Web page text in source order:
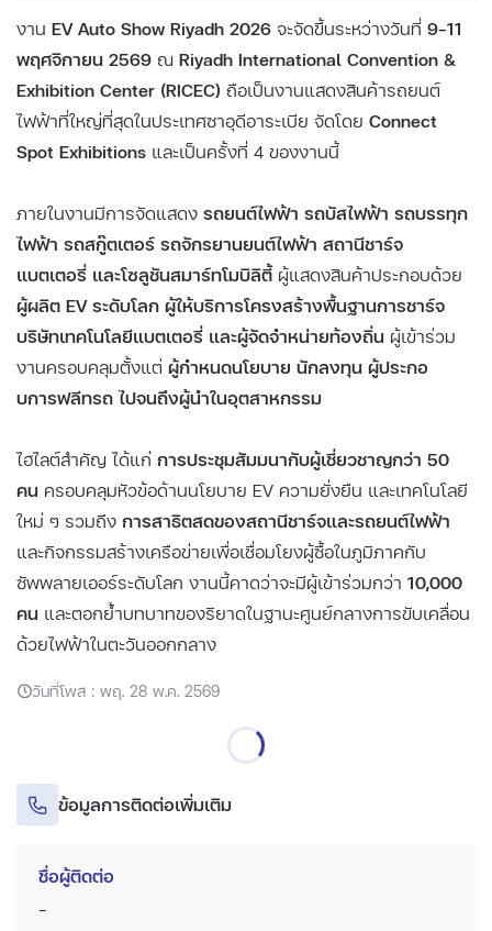
งาน EV Auto Show Riyadh 2026 จะจัดขึ้นระหว่างวันที่ 9–11
พฤศจิกายน 2569 ณ Riyadh International Convention &
Exhibition Center (RICEC) ถือเป็นงานแสดงสินค้ารถยนต์
ไฟฟ้าที่ใหญ่ที่สุดในประเทศซาอุดีอาระเบีย จัดโดย Connect
Spot Exhibitions และเป็นครั้งที่ 4 ของงานนี้
ภายในงานมีการจัดแสดง รถยนต์ไฟฟ้า รถบัสไฟฟ้า รถบรรทุก
ไฟฟ้า รถสกู๊ตเตอร์ รถจักรยานยนต์ไฟฟ้า สถานีชาร์จ
แบตเตอรี่ และโซลูชันสมาร์ทโมบิลิตี้ผู้แสดงสินค้าประกอบด้วย
ผู้ผลิต EV ระดับโลก ผู้ให้บริการโครงสร้างพื้นฐานการชาร์จ
บริษัทเทคโนโลยีแบตเตอรี่ และผู้จัดจำหน่ายท้องถิ่น ผู้เข้าร่วม
งานครอบคลุมตั้งแต่ ผู้กำหนดนโยบาย นักลงทุน ผู้ประกอ
บการฟลีทรถ ไปจนถึงผู้นำในอุตสาหกรรม
ไฮไลต์สำคัญ ได้แก่ การประชุมสัมมนากับผู้เชี่ยวชาญกว่า 50
คน ครอบคลุมหัวข้อด้านนโยบาย EV ความยั่งยืน และเทคโนโลยี
ใหม่ ๆ รวมถึง การสาธิตสดของสถานีชาร์จและรถยนต์ไฟฟ้า
และกิจกรรมสร้างเครือข่ายเพื่อเชื่อมโยงผู้ซื้อในภูมิภาคกับ
ซัพพลายเออร์ระดับโลก งานนี้คาดว่าจะมีผู้เข้าร่วมกว่า 10,000
คน และตอกย้ำบทบาทของริยาดในฐานะศูนย์กลางการขับเคลื่อน
ด้วยไฟฟ้าในตะวันออกกลาง
วันที่โพส : พฤ. 28 พ.ค. 2569
ข้อมูลการติดต่อเพิ่มเติม
ชื่อผู้ติดต่อ
-